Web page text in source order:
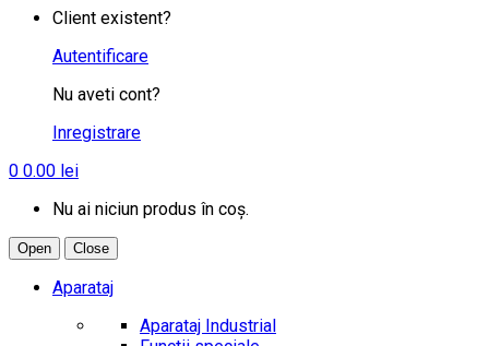
Client existent?
Autentificare
Nu aveti cont?
Inregistrare
0 0.00 lei
Nu ai niciun produs în coș.
Open Close
Aparataj
Aparataj Industrial